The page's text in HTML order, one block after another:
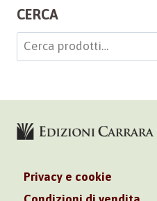
CERCA
Cerca:
Privacy e cookie